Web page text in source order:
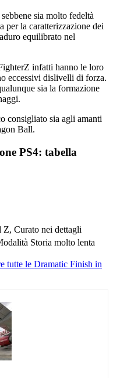
sia molto fedeltà
per la caratterizzazione dei
equilibrato nel
infatti hanno le loro
eccessivi dislivelli di forza.
sia la formazione
consigliato sia agli amanti
Ball.
PS4: tabella
Z, Curato nei dettagli
Storia molto lenta
tutte le Dramatic Finish in